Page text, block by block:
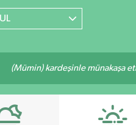
(Mümin) kardeşinle münakaşa